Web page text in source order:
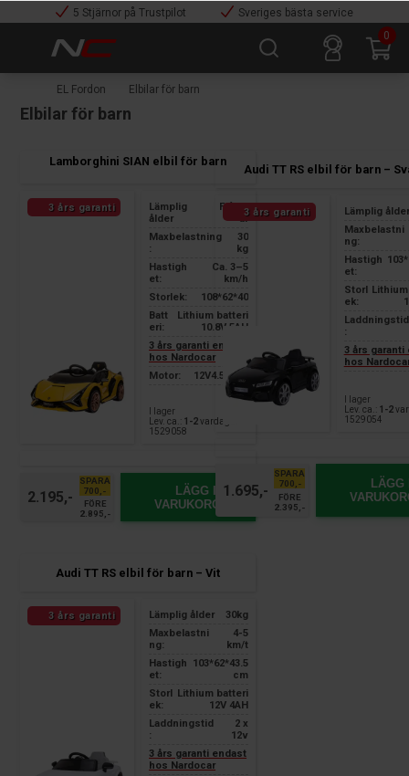
5 Stjärnor på Trustpilot
Sveriges bästa service
0
EL Fordon Elbilar för barn
Elbilar för barn
Lamborghini SIAN elbil för barn
3 års garanti
Lämplig
ålder
Från 3
år
Maxbelastning
:
30
kg
Hastigh
et:
Ca. 3–5
km/h
Storlek:
108*62*40
Batt
eri:
Lithium batteri
10.8V 5AH
3 års garanti endast
hos Nardocar
Motor:
12V4.5AH*2
I lager
Lev. ca.: 1-2vardagar
1529058
2.195,-
SPARA
700,-
FÖRE
2.895,-
LÄGG I
VARUKORGEN
Audi TT RS elbil för barn –
3 års garanti
Lämplig ålder
Maxbelastni
ng:
Hastigh
et:
Storl
ek:
Laddningstid
:
3 års garanti
hos
I lager
Lev. ca.: 1-2
1529054
1.695,-
SPARA
700,-
FÖRE
2.395,-
LÄGG
Audi TT RS elbil för barn – Vit
3 års garanti Lämplig ålder
30kg
Maxbelastni
ng:
4-5
km/t
Hastigh
et:
103*62*43.5
cm
Storl
ek:
Lithium batteri
12V 4AH
Laddningstid
:
2 x
12v
3 års garanti endast
hos Nardocar